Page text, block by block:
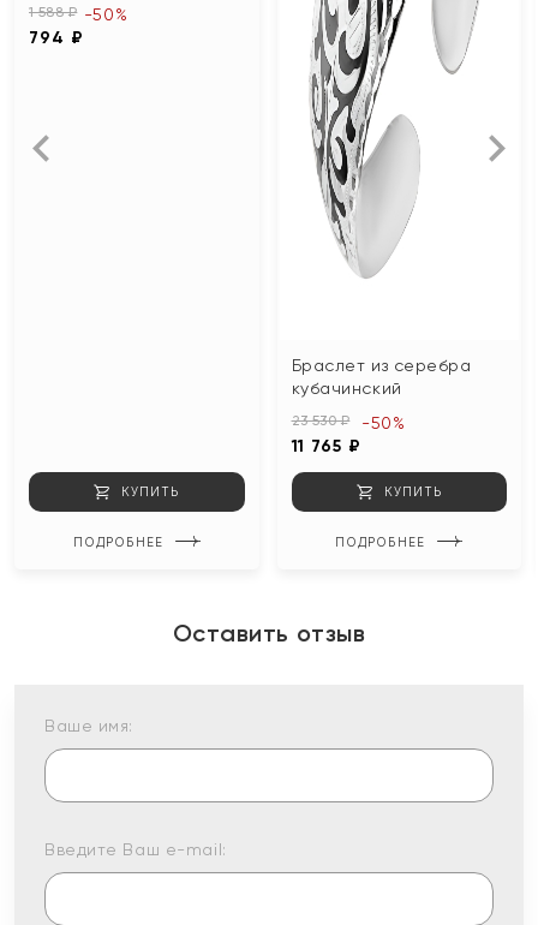
1 588 ₽
794 ₽
-50%
КУПИТЬ
ПОДРОБНЕЕ
Браслет из серебра
кубачинский
23 530 ₽
11 765 ₽
-50%
КУПИТЬ
ПОДРОБНЕЕ
Оставить отзыв
Ваше имя:
Введите Ваш e-mail: